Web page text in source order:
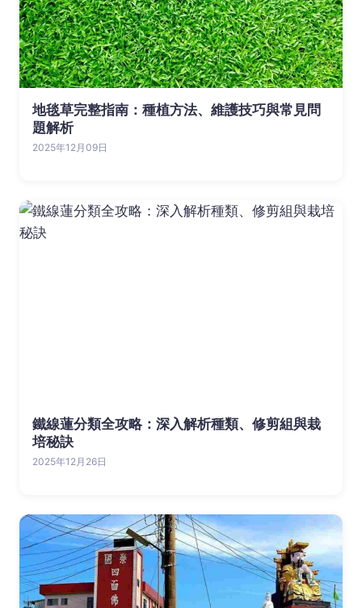
地毯草完整指南：種植方法、維護技巧與常見問
題解析
2025年12月09日
鐵線蓮分類全攻略：深入解析種類、修剪組與栽
培秘訣
2025年12月26日